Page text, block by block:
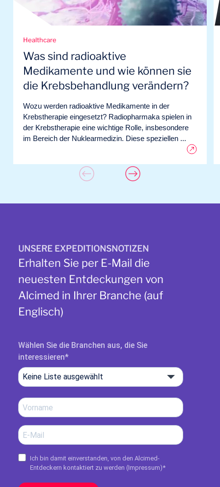
Healthcare
Was sind radioaktive
Medikamente und wie können sie
die Krebsbehandlung verändern?
Wozu werden radioaktive Medikamente in der
Krebstherapie eingesetzt? Radiopharmaka spielen in
der Krebstherapie eine wichtige Rolle, insbesondere
im Bereich der Nuklearmedizin. Diese speziellen ...
UNSERE EXPEDITIONSNOTIZEN
Erhalten Sie per E-Mail die
neuesten Entdeckungen von
Alcimed in Ihrer Branche (auf
Englisch)
Wählen Sie die Branchen aus, die Sie
interessieren
Keine Liste ausgewählt
Ich bin damit einverstanden, von den Alcimed-
Entdeckern kontaktiert zu werden (Impressum)*